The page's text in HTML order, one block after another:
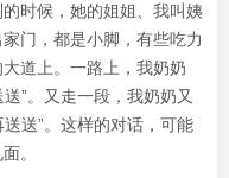
时候，她的姐姐、我叫姨
门，都是小脚，有些吃力
道上。一路上，我奶奶
”。又走一段，我奶奶又
送”。这样的对话，可能
。